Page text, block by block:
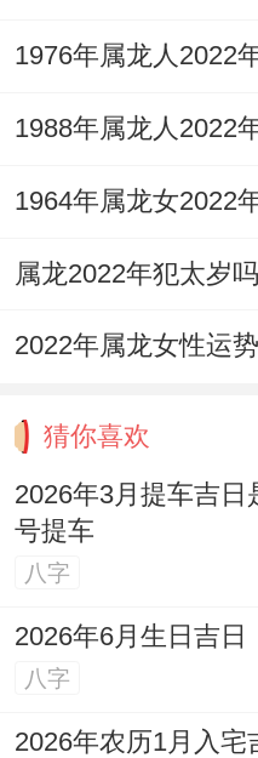
猜你喜欢
2026年3月提车吉日
号提车
八字
2026年6月生日吉日
八字
2026年农历1月入宅